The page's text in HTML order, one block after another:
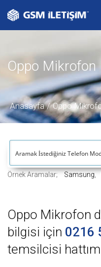
Oppo Mikrofon
Anasayfa Oppo
Örnek Aramalar; Samsung
Oppo Mikrofon
bilgisi için 0216
temsilcisi